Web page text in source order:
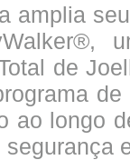
amplia
de
ao longo